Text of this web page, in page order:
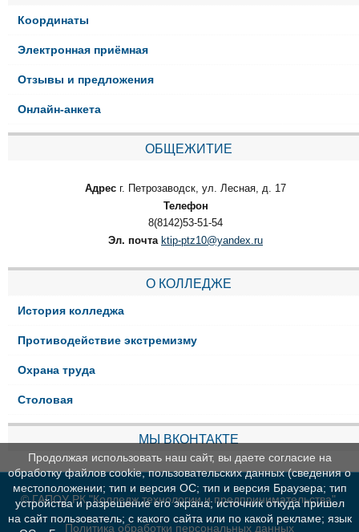
Координаты
Электронная приёмная
Отзывы и предложения
Онлайн-анкета
ОБЩЕЖИТИЕ
Адрес г. Петрозаводск, ул. Лесная, д. 17
Телефон
8(8142)53-51-54
Эл. почта ktip-ptz10@yandex.ru
О КОЛЛЕДЖЕ
История колледжа
Противодействие экстремизму
Охрана труда
Столовая
МЫ ВКОНТАКТЕ
© ГАПОУ РК "Колледж технологии и предпринимательства"
Политика обработки персональных данных
Продолжая использовать наш сайт, вы даете согласие на
обработку файлов cookie, пользовательских данных (сведения о
местоположении; тип и версия ОС; тип и версия Браузера; тип
устройства и разрешение его экрана; источник откуда пришел
на сайт пользователь; с какого сайта или по какой рекламе; язык